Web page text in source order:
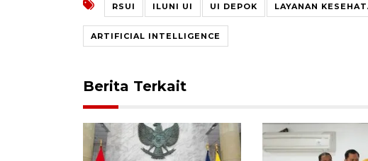
RSUI ILUNI UI UI DEPOK LAYANAN
ARTIFICIAL INTELLIGENCE
Berita Terkait